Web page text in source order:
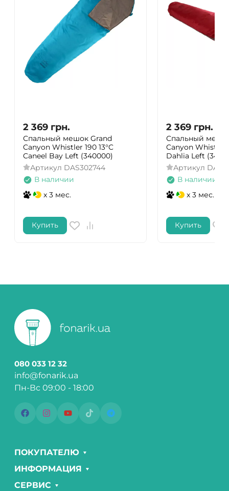
2 369 грн.
Спальный мешок Grand
Canyon Whistler 190 13°C
Caneel Bay Left (340000)
Артикул DAS302744
В наличии
x 3 мес.
Купить
2 369 грн.
Спальный
Canyon Whistler
Dahlia Left
Артикул
В наличии
x 3 мес.
Купить
080 033 12 32
info@fonarik.ua
Пн-Вс 09:00 - 18:00
ПОКУПАТЕЛЮ
ИНФОРМАЦИЯ
СЕРВИС